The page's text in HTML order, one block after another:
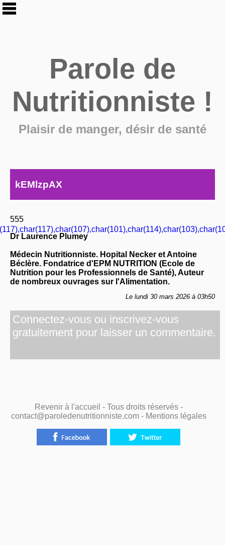
Parole de
Nutritionniste !
Plaisir de manger, désir de santé
kEMlzpAX
555
Dr Laurence Plumey
Médecin Nutritionniste. Hopital Necker et Antoine
Béclère. Fondatrice d'EPM NUTRITION (Ecole de
Nutrition pour les Professionnels de Santé), Auteur
de nombreux ouvrages sur l'Alimentation.
Le lundi 30 mars 2026 à 03h50
Connectez-vous ou inscrivez-vous
gratuitement pour laisser un commentaire.
Revenir à l'accueil - Tous droits réservés -
contact@paroledenutritionniste.com - Mentions légales